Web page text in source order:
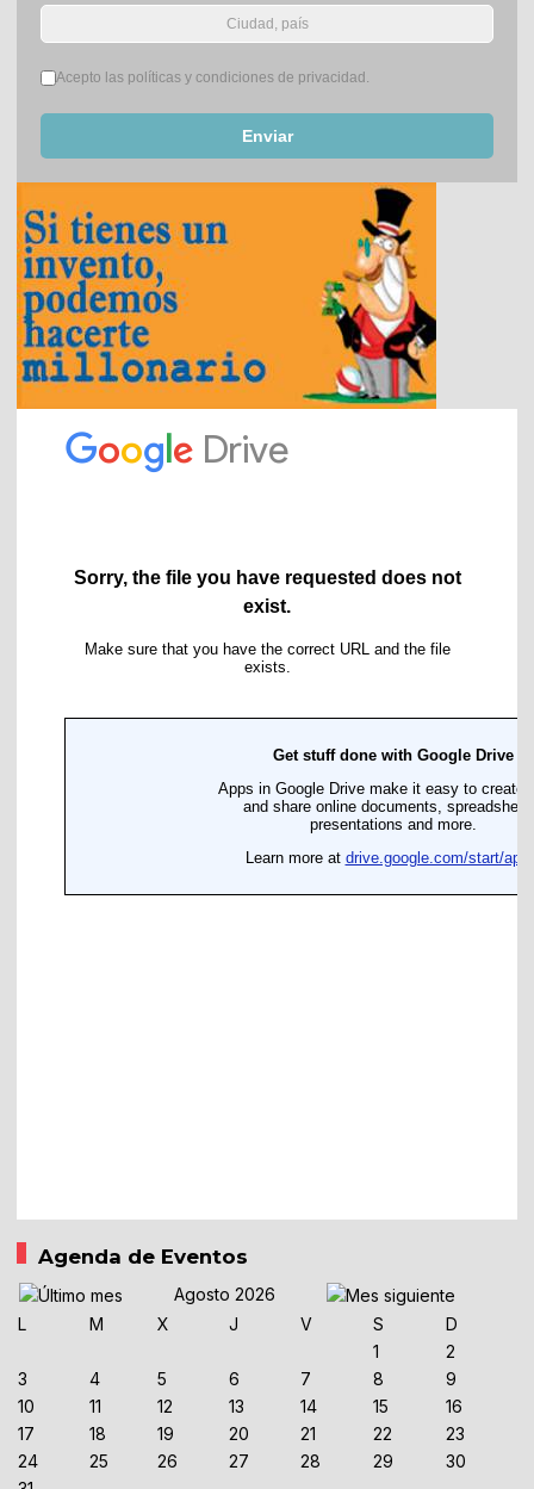
Términos del servicio*
Acepto las políticas y condiciones de privacidad.
Enviar
Agenda de Eventos
Agosto 2026
L
M X J V S
D
1
2
3
4 5 6 7 8
9
10
11 12 13 14 15
16
17
18 19 20 21 22
23
24
25 26 27 28 29
30